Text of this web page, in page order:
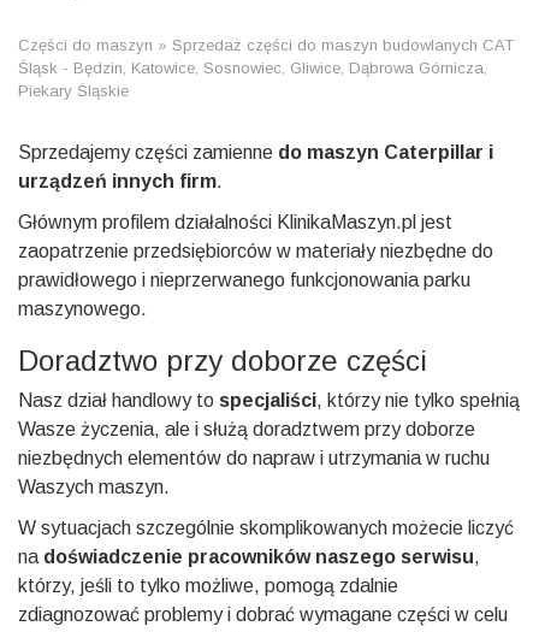
Części do maszyn » Sprzedaż części do maszyn budowlanych CAT
Śląsk - Będzin, Katowice, Sosnowiec, Gliwice, Dąbrowa Górnicza,
Piekary Śląskie
Sprzedajemy części zamienne do maszyn Caterpillar i
urządzeń innych firm.
Głównym profilem działalności KlinikaMaszyn.pl jest
zaopatrzenie przedsiębiorców w materiały niezbędne do
prawidłowego i nieprzerwanego funkcjonowania parku
maszynowego.
Doradztwo przy doborze części
Nasz dział handlowy to specjaliści, którzy nie tylko spełnią
Wasze życzenia, ale i służą doradztwem przy doborze
niezbędnych elementów do napraw i utrzymania w ruchu
Waszych maszyn.
W sytuacjach szczególnie skomplikowanych możecie liczyć
na doświadczenie pracowników naszego serwisu,
którzy, jeśli to tylko możliwe, pomogą zdalnie
zdiagnozować problemy i dobrać wymagane części w celu